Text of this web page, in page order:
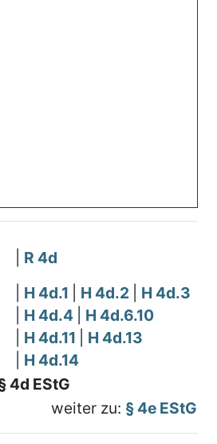
R 4d
H 4d.1 H 4d.2
H 4d.3
H 4d.4
H 4d.6.10
H 4d.11
H 4d.13
H 4d.14
4d EStG
weiter zu: § 4e EStG